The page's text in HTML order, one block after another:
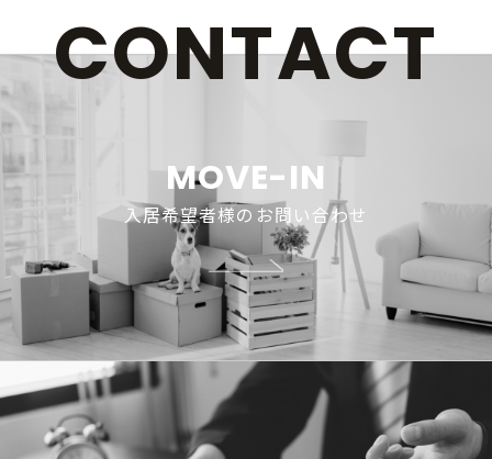
CONTACT
MOVE-IN
入居希望者様のお問い合わせ